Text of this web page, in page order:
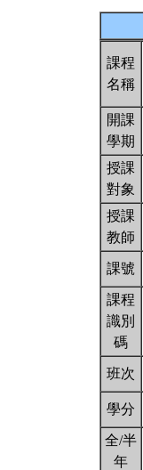
課程
名稱
開課
學期
授課
對象
授課
教師
課號
課程
識別
碼
班次
學分
全/半
年